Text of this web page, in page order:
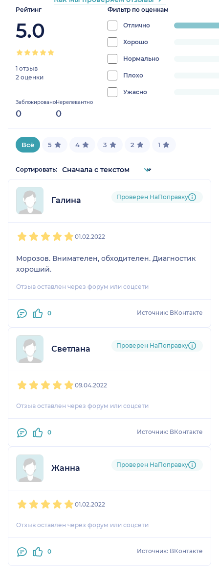
Рейтинг
5.0
1 отзыв
2 оценки
Заблокировано
0
Нерелевантно
0
Фильтр по оценкам
Отлично
progress:
Хорошо
0%
Нормально
0%
Плохо
progress:
Ужасно
0%
Всё 5 4 3 2 1
Сортировать:
Галина Проверен НаПоправку
01.02.2022
Морозов. Внимателен, обходителен. Диагностик
хороший.
Отзыв оставлен через форум или соцсети
0 Источник: ВКонтакте
Светлана Проверен НаПоправку
09.04.2022
Отзыв оставлен через форум или соцсети
0 Источник: ВКонтакте
Жанна Проверен НаПоправку
01.02.2022
Отзыв оставлен через форум или соцсети
0 Источник: ВКонтакте